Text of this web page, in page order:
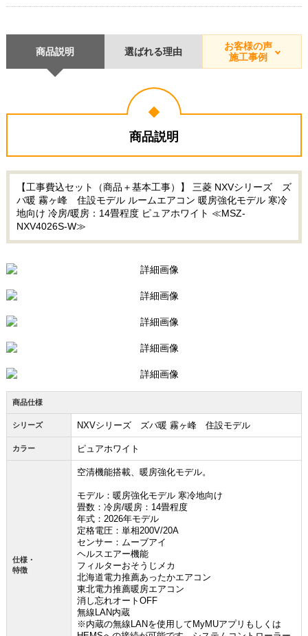
商品説明 選ばれる理由
お客様の声
施工事例
商品説明
【工事費込セット（商品＋基本工事）】 三菱 NXVシリーズ ズ
バ暖 霧ヶ峰 住設モデル ルームエアコン 暖房強化モデル 寒冷
地向け 冷房/暖房：14畳程度 ピュアホワイト ≪MSZ-
NXV4026S-W≫
商品仕様
シリーズ NXVシリーズ ズバ暖 霧ヶ峰 住設モデル
カラー ピュアホワイト
仕様・
特徴
空清機能搭載、暖房強化モデル。
モデル：暖房強化モデル 寒冷地向け
畳数：冷房/暖房：14畳程度
年式：2026年モデル
定格電圧：単相200V/20A
センサー：ムーブアイ
ヘルスエアー機能
フィルターおそうじメカ
北海道電力推薦あったかエアコン
東北電力推薦暖房エアコン
消し忘れオートOFF
無線LAN内蔵
※内蔵の無線LANを使用してMyMUアプリもしくは